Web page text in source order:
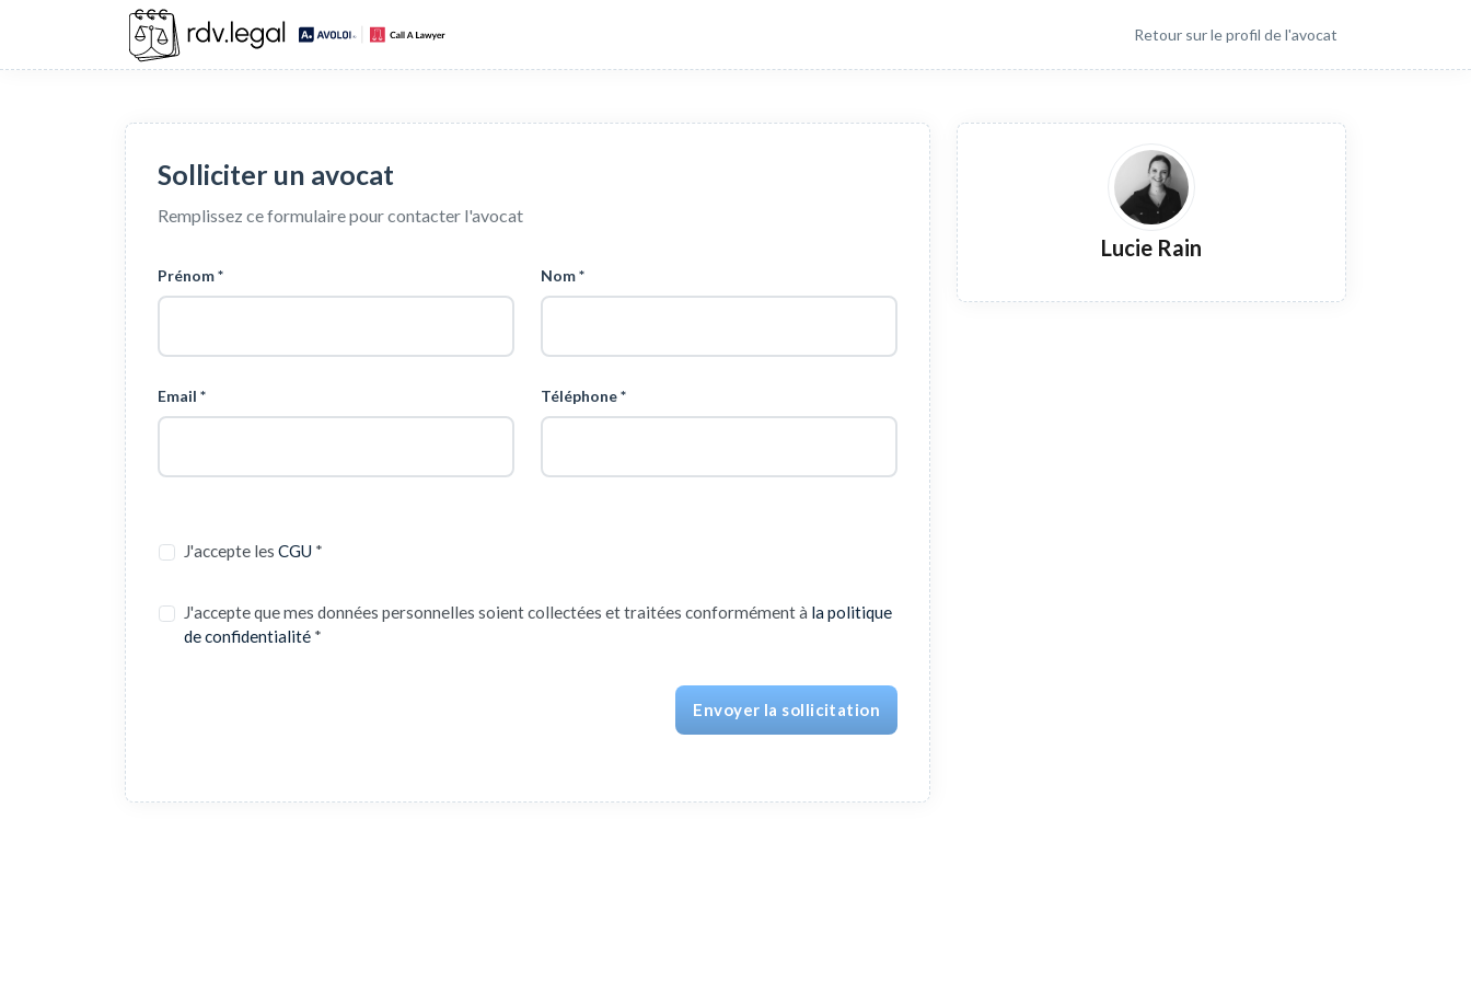
Retour sur le profil de l'avocat
Solliciter un avocat
Remplissez ce formulaire pour contacter l'avocat
Prénom * Nom *
Email * Téléphone *
J'accepte les CGU *
J'accepte que mes données personnelles soient collectées et traitées conformément à la politique
de confidentialité*
Envoyer la sollicitation
Lucie Rain